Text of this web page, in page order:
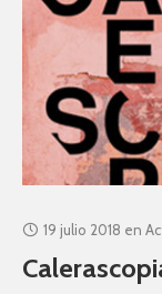
19 julio 2018 en